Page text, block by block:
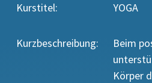
Kurstitel: YOGA
Kurzbeschreibung:
Beim
Körper